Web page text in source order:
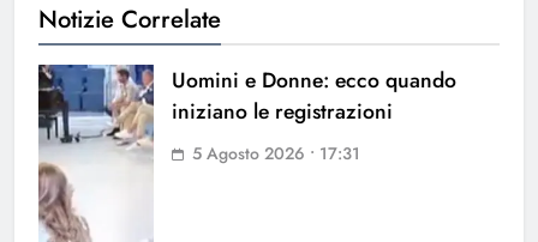
Notizie Correlate
Uomini e Donne: ecco quando
iniziano le registrazioni
5 Agosto 2026 • 17:31